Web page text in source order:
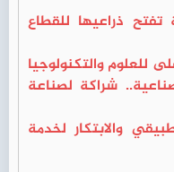
تفتح ذراعيها للقطاع
للعلوم والتكنولوجيا
شراكة لصناعة
والابتكار لخدمة